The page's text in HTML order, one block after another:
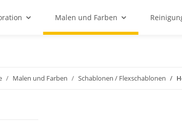
Malen und Farben
Malen und Farben Schablonen / Flexschablonen